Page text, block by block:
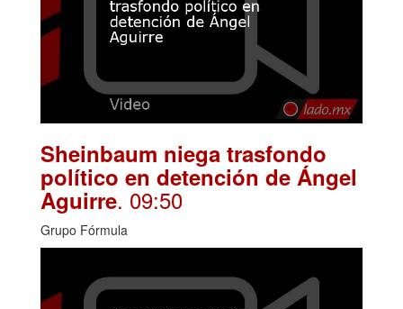
Sheinbaum niega trasfondo
político en detención de Ángel
Aguirre. 09:50
Grupo Fórmula